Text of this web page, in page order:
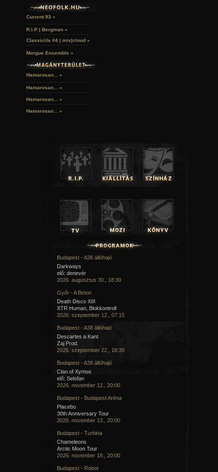
VÁRAK
HELYEK
FEKETE LYUK
RELIKVIÁK
NOVELLÁK
VERSEK
Current 93 »
R.I.P | Bergman »
ClassicUs #4 | mix|cloud »
Morgue Ensemble »
Hamarosan... »
Hamarosan... »
Hamarosan... »
Hamarosan... »
Budapest - A38 állóhajó
Darkways
elő: denevér
2026. augusztus 30., 18:30
Győr - A Beton
Death Disco XIII
XTR Human, Blokkontroll
2026. szeptember 12., 07:15
Budapest - A38 állóhajó
Descartes a Kant
Zaj Prod.
2026. szeptember 22., 18:30
Budapest - A38 állóhajó
Clan of Xymox
elő: Selofan
2026. november 12., 20:00
Budapest - Budapest Aréna
Placebo
30th Anniversary Tour
2026. november 13., 20:00
Budapest - Turbina
Chameleons
Arctic Moon Tour
2026. november 18., 20:00
Budapest - Robot